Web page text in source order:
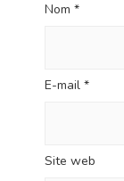
Nom *
E-mail *
Site web